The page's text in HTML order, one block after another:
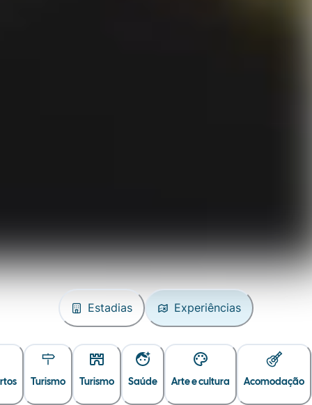
Estadias Experiências
Turismo Turismo Saúde Arte e cultura Acomodação